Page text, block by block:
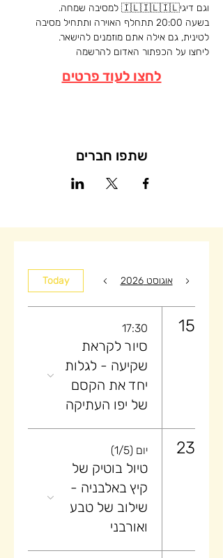
וגם דיגי🇮🇱🇮🇱🇮🇱 למסיבה שמחה.
בשעה 20:00 תתחלף האוירה ותתחיל מסיבה
לטינית, גם אילה אתם מוזמנים להישאר.
ליחצו על הכפתור האדום להרשמה
לחצו לעוד פרטים
שתפו חברים
אוגוסט 2026 Today
15
17:30
סיור לקראת
שקיעה ​- לגלות
יחד את הקסם
של יפו העתיקה
23 יום (1/5)
טיול בוטיק של
קיץ באלבניה -
שילוב של טבע
ואורבני